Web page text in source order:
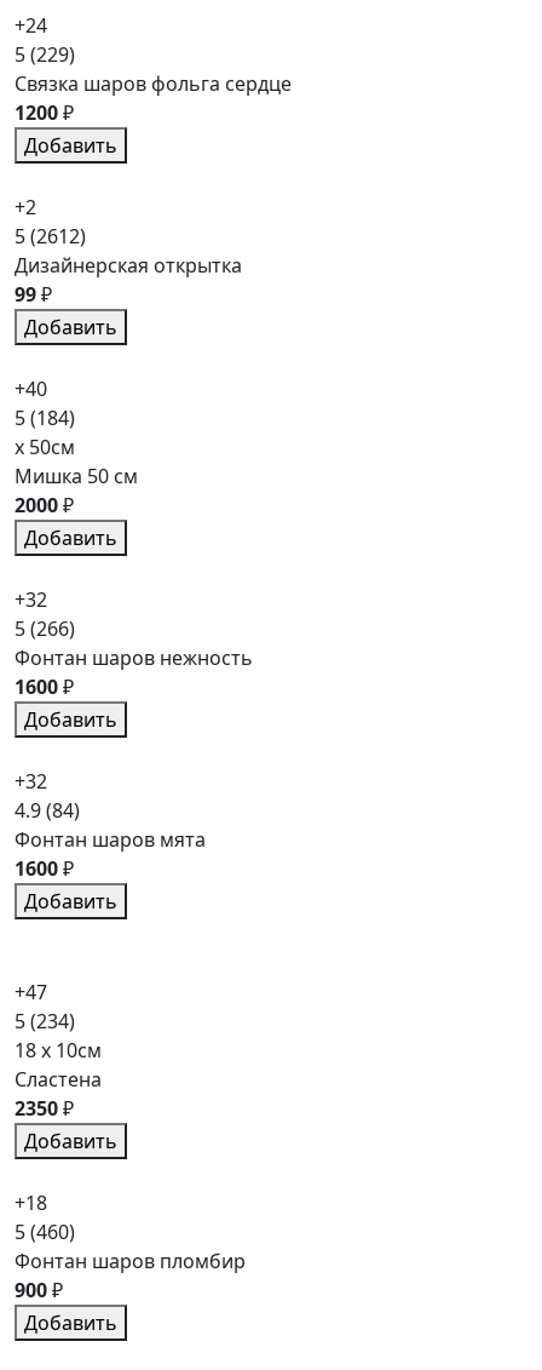
+24
5(229)
Связка шаров фольга сердце
1200₽
Добавить
+2
5(2612)
Дизайнерская открытка
99₽
Добавить
+40
5(184)
x 50см
Мишка 50 см
2000₽
Добавить
+32
5(266)
Фонтан шаров нежность
1600₽
Добавить
+32
4.9(84)
Фонтан шаров мята
1600₽
Добавить
+47
5(234)
18 x 10см
Сластена
2350₽
Добавить
+18
5(460)
Фонтан шаров пломбир
900₽
Добавить